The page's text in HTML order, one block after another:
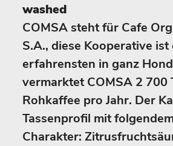
washed
COMSA steht für Cafe
S.A., diese Kooperative ist
erfahrensten in ganz
vermarktet COMSA 2 700
Rohkaffee pro Jahr. Der
Tassenprofil mit
Charakter: